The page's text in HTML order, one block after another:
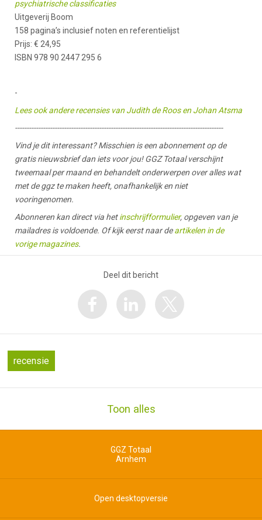
psychiatrische classificaties
Uitgeverij Boom
158 pagina’s inclusief noten en referentielijst
Prijs: € 24,95
ISBN 978 90 2447 295 6
-
Lees ook andere recensies van Judith de Roos en Johan Atsma
-----------------------------------------------------------------------------------------
Vind je dit interessant? Misschien is een abonnement op de
gratis nieuwsbrief dan iets voor jou! GGZ Totaal verschijnt
tweemaal per maand en behandelt onderwerpen over alles wat
met de ggz te maken heeft, onafhankelijk en niet
vooringenomen.
Abonneren kan direct via hetinschrijfformulier, opgeven van je
mailadres is voldoende. Of kijk eerst naar deartikelen in de
vorige magazines.
Deel dit bericht
recensie
Toon alles
GGZ Totaal
Arnhem
Open desktopversie